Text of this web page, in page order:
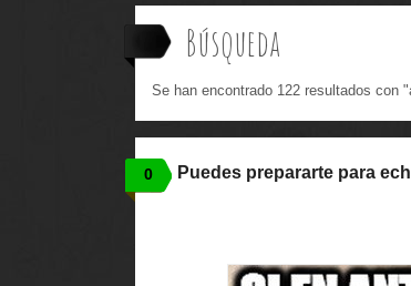
Búsqueda
Se han encontrado 122 resultados con
0 Puedes prepararte para